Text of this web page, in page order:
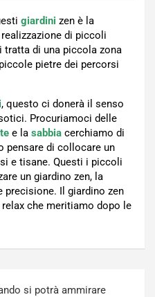
giardini zen è la
di piccoli
tratta di una piccola zona
pietre dei percorsi
, questo ci donerà il senso
Procuriamoci delle
e la sabbia cerchiamo di
pensare di collocare un
e tisane. Questi i piccoli
un giardino zen, la
precisione. Il giardino zen
che meritiamo dopo le
si potrà ammirare